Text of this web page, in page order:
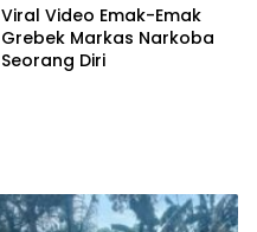
Viral Video Emak-Emak
Grebek Markas Narkoba
Seorang Diri